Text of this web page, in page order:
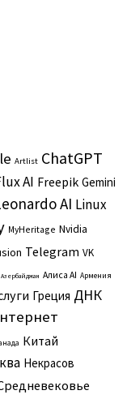
Artlist ChatGPT
AI Freepik Gemini
AI Linux
MyHeritage Nvidia
Telegram VK
Азербайджан Алиса AI Армения
Греция ДНК
Китай
Некрасов